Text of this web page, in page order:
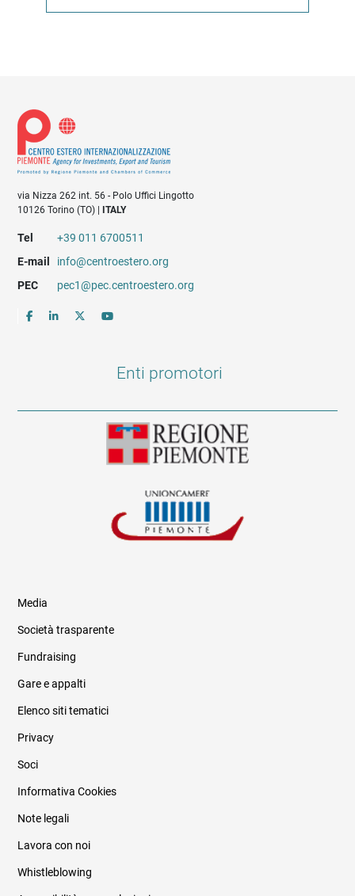
via Nizza 262 int. 56 - Polo Uffici Lingotto
10126 Torino (TO) |
ITALY
Tel
+39 011 6700511
E-mail
info@centroestero.org
PEC
pec1@pec.centroestero.org
Enti promotori
Informazioni legali e trasparenza
Media
Società trasparente
Fundraising
Gare e appalti
Elenco siti tematici
Privacy
Soci
Informativa Cookies
Note legali
Lavora con noi
Whistleblowing